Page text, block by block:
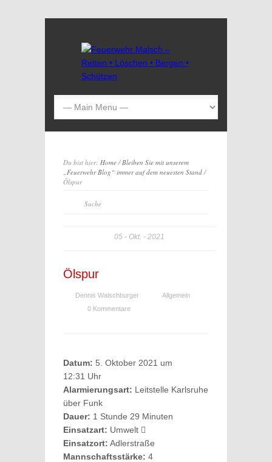
Du bist hier: Home/Bleiben Sie mit unserem
„Feuerwehr Blog“ immer auf dem neuesten Stand/
Ölspur
05 Okt. 2021
Ölspur
Dennis Walschburger
Allgemein
0 Kommentare
Datum: 5. Oktober 2021 um
12:31 Uhr
Alarmierungsart: Leitstelle Karlsruhe
über Funk
Dauer: 1 Stunde 29 Minuten
Einsatzart: Umwelt
Einsatzort: Adlerstraße
Mannschaftsstärke: 4